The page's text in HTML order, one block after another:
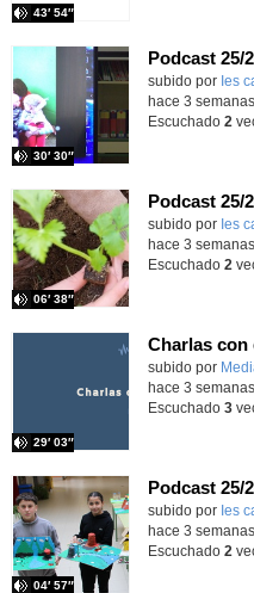
43′ 54″
subido por Ies
30′ 30″
hace 3 semanas
Escuchado 2
Podcast 25/
subido por Ies
06′ 38″
hace 3 semanas
Escuchado 2
subido por
29′ 03″
hace 3 semanas
Escuchado 3
subido por Ies
04′ 57″
hace 3 semanas
Escuchado 2